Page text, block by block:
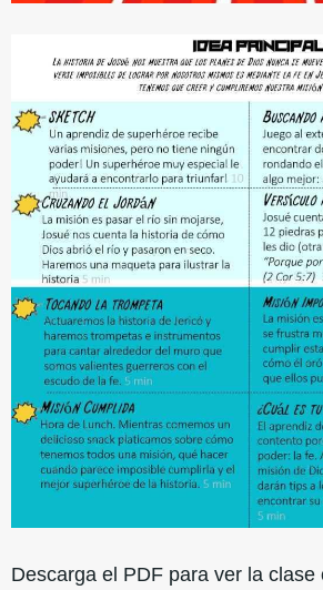
Descarga el PDF para ver la clase